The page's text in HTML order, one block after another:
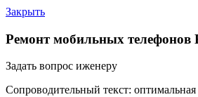
Закрыть
Ремонт мобильных телефонов
Задать вопрос иженеру
Сопроводительный текст: